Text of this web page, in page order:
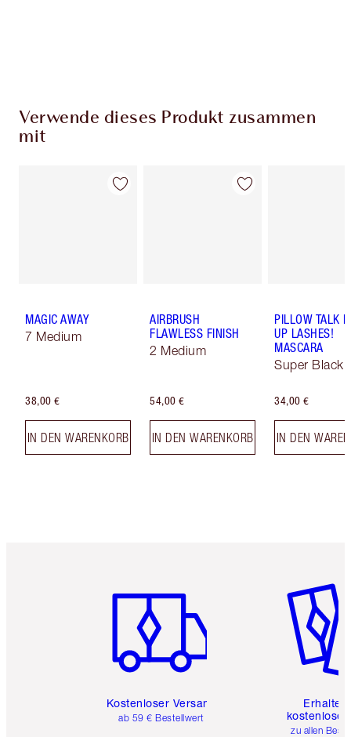
Verwende dieses Produkt zusammen
mit
MAGIC AWAY
7 Medium
38,00 €
IN DEN WARENKORB
AIRBRUSH
FLAWLESS FINISH
2 Medium
54,00 €
IN DEN WARENKORB
PILLOW TALK
UP LASHES!
MASCARA
Super Black
34,00 €
IN DEN
Kostenloser Versand
ab 59 € Bestellwert
Erhalte
kostenlose
zu allen